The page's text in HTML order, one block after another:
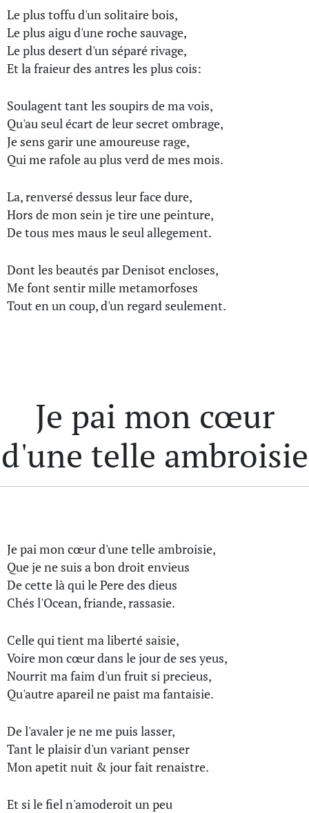
Le plus toffu d'un solitaire bois,
Le plus aigu d'une roche sauvage,
Le plus desert d'un séparé rivage,
Et la fraieur des antres les plus cois:
Soulagent tant les soupirs de ma vois,
Qu'au seul écart de leur secret ombrage,
Je sens garir une amoureuse rage,
Qui me rafole au plus verd de mes mois.
La, renversé dessus leur face dure,
Hors de mon sein je tire une peinture,
De tous mes maus le seul allegement.
Dont les beautés par Denisot encloses,
Me font sentir mille metamorfoses
Tout en un coup, d'un regard seulement.
Je pai mon cœur
d'une telle ambroisie
Je pai mon cœur d'une telle ambroisie,
Que je ne suis a bon droit envieus
De cette là qui le Pere des dieus
Chés l'Ocean, friande, rassasie.
Celle qui tient ma liberté saisie,
Voire mon cœur dans le jour de ses yeus,
Nourrit ma faim d'un fruit si precieus,
Qu'autre apareil ne paist ma fantaisie.
De l'avaler je ne me puis lasser,
Tant le plaisir d'un variant penser
Mon apetit nuit & jour fait renaistre.
Et si le fiel n'amoderoit un peu